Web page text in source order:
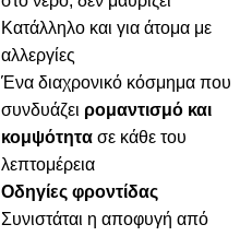
Κατάλληλο και για άτομα με
αλλεργίες
Ένα διαχρονικό κόσμημα που
συνδυάζει ρομαντισμό και
κομψότητα σε κάθε του
λεπτομέρεια
Οδηγίες φροντίδας
Συνιστάται η αποφυγή από